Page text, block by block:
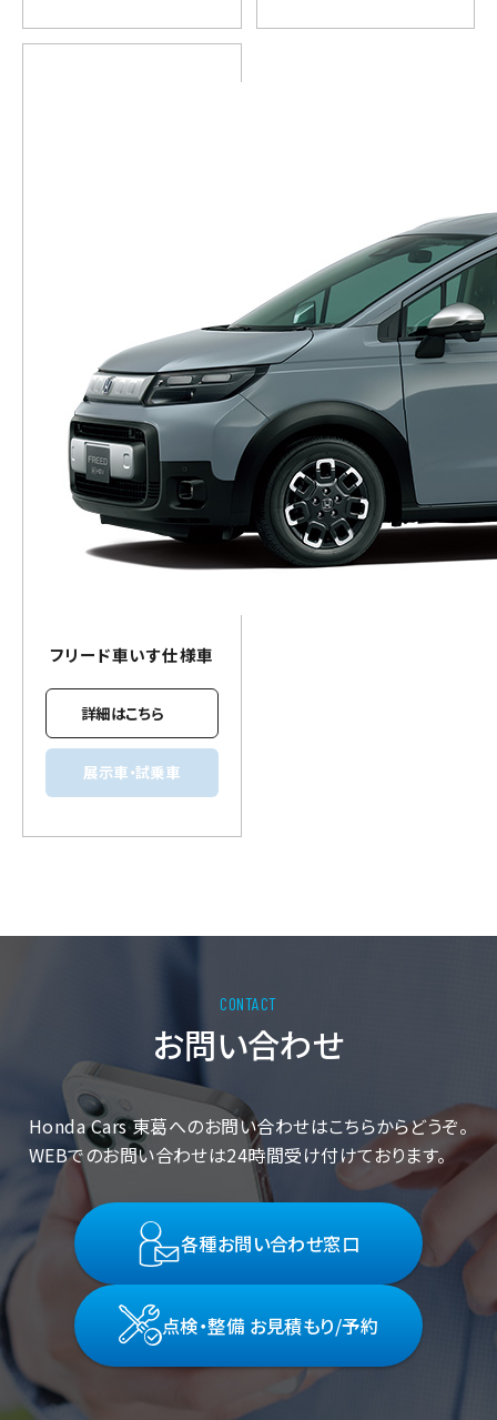
フリード車いす仕様車
詳細はこちら
展示車・試乗車
お問い合わせ
Honda Cars 東葛へのお問い合わせはこちらからどうぞ。
WEBでのお問い合わせは24時間受け付けております。
各種お問い合わせ窓口
点検・整備 お見積もり/予約